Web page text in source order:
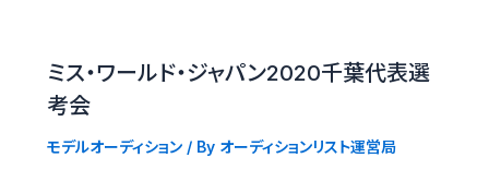
ミス・ワールド・ジャパン2020千葉代表選
考会
モデルオーディション/ By オーディションリスト運営局